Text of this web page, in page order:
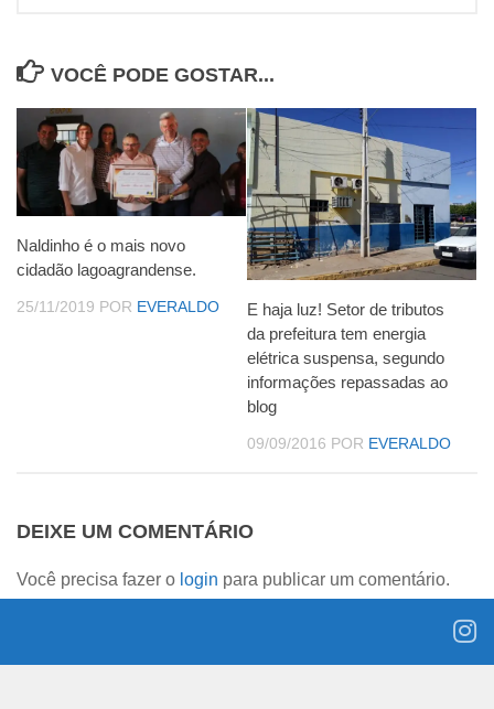
VOCÊ PODE GOSTAR...
Naldinho é o mais novo
cidadão lagoagrandense.
25/11/2019 POR EVERALDO
E haja luz! Setor de tributos
da prefeitura tem energia
elétrica suspensa, segundo
informações repassadas ao
blog
09/09/2016 POR EVERALDO
DEIXE UM COMENTÁRIO
Você precisa fazer o login para publicar um comentário.